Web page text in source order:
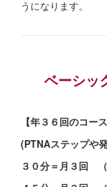
うになります。
ベーシッ
【年３６回のコース
(PTNAステップや
３０分＝月３回